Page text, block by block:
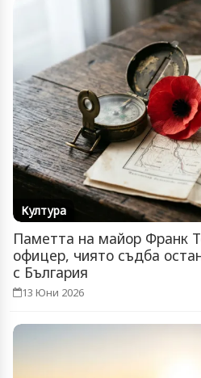
Култура
Паметта на майор Франк
офицер, чиято съдба
с България
13 Юни 2026